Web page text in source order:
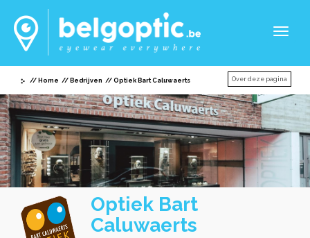
Home Bedrijven Optiek Bart Caluwaerts Over deze pagina
Optiek Bart
Caluwaerts